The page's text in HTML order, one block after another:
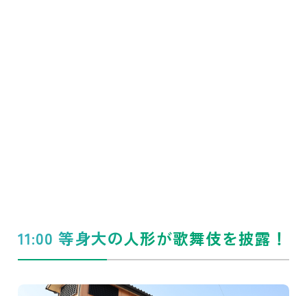
11:00 等身大の人形が歌舞伎を披露！